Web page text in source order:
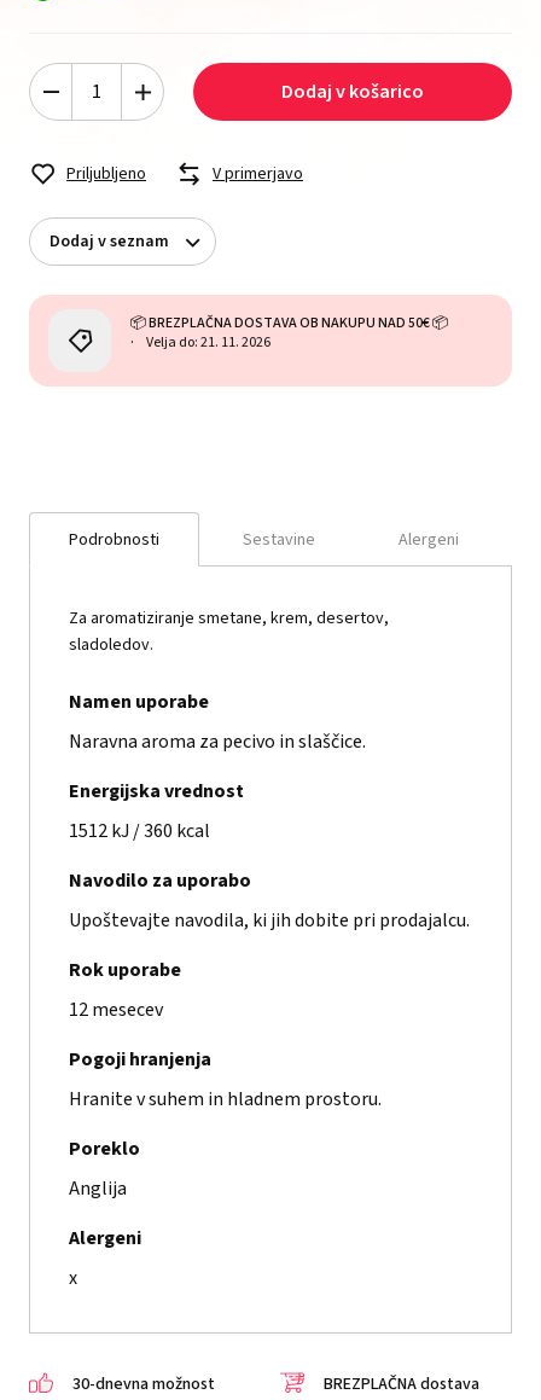
Dodaj v košarico
Priljubljeno V primerjavo
Dodaj v seznam
📦 BREZPLAČNA DOSTAVA OB NAKUPU NAD 50€ 📦
Velja do: 21. 11. 2026
Podrobnosti Sestavine Alergeni
Za aromatiziranje smetane, krem, desertov,
sladoledov.
Namen uporabe
Naravna aroma za pecivo in slaščice.
Energijska vrednost
1512 kJ / 360 kcal
Navodilo za uporabo
Upoštevajte navodila, ki jih dobite pri prodajalcu.
Rok uporabe
12 mesecev
Pogoji hranjenja
Hranite v suhem in hladnem prostoru.
Poreklo
Anglija
Alergeni
x
30-dnevna možnost
BREZPLAČNA dostava